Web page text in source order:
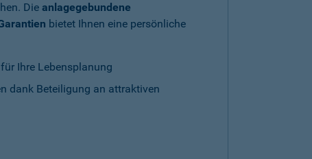
Die anlagegebundene
bietet Ihnen eine persönliche
Ihre Lebensplanung
dank Beteiligung an attraktiven